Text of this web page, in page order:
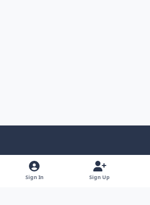
Light ModeDark ModeSystem Preference
Sign In Sign Up